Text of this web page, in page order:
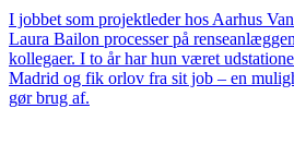
I jobbet som projektleder hos Aarhus
Laura Bailon processer på
kollegaer. I to år har hun været
Madrid og fik orlov fra sit job – en
gør brug af.